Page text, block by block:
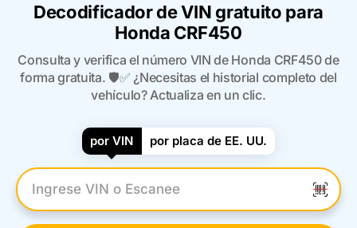
Decodificador de VIN gratuito para
Honda CRF450
Consulta y verifica el número VIN de Honda CRF450 de
forma gratuita. 🛡️✅ ¿Necesitas el historial completo del
vehículo? Actualiza en un clic.
por VIN por placa de EE. UU.
Introduzca el VIN